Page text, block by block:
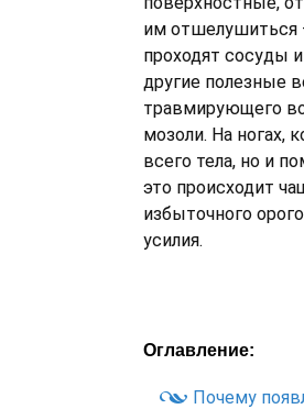
им отшелушиться
проходят сосуды
другие полезные
травмирующего
мозоли. На ногах,
всего тела, но и
это происходит
избыточного
усилия.
Оглавление:
Почему